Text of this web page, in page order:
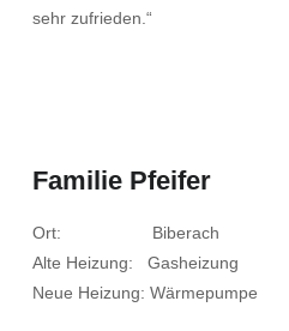
sehr zufrieden.“
Familie Pfeifer
Ort: Biberach
Alte Heizung: Gasheizung
Neue Heizung: Wärmepumpe